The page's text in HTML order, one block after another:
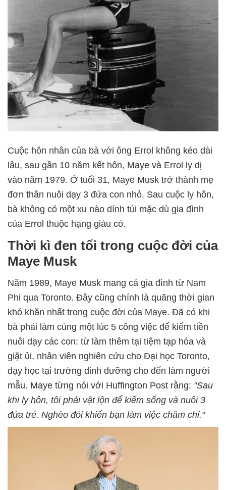
Cuộc hôn nhân của bà với ông Errol không kéo dài
lâu, sau gần 10 năm kết hôn, Maye và Errol ly dị
vào năm 1979. Ở tuổi 31, Maye Musk trở thành mẹ
đơn thân nuôi dạy 3 đứa con nhỏ. Sau cuộc ly hôn,
bà không có một xu nào dính túi mặc dù gia đình
của Errol thuộc hạng giàu có.
Thời kì đen tối trong cuộc đời của
Maye Musk
Năm 1989, Maye Musk mang cả gia đình từ Nam
Phi qua Toronto. Đây cũng chính là quãng thời gian
khó khăn nhất trong cuộc đời của Maye. Đã có khi
bà phải làm cùng một lúc 5 công việc để kiếm tiền
nuôi dạy các con: từ làm thêm tại tiệm tạp hóa và
giặt ủi, nhân viên nghiên cứu cho Đại học Toronto,
dạy học tại trường dinh dưỡng cho đến làm người
mẫu. Maye từng nói với Huffington Post rằng: "Sau
khi ly hôn, tôi phải vật lộn để kiếm sống và nuôi 3
đứa trẻ. Nghèo đói khiến bạn làm việc chăm chỉ."